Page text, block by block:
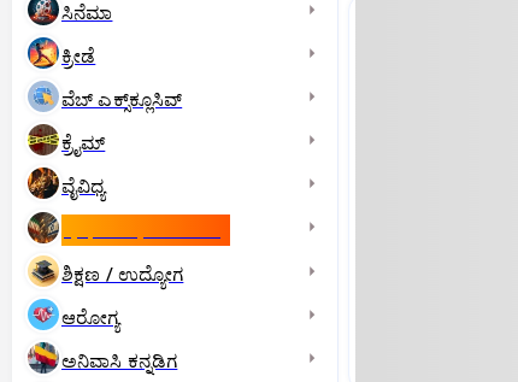
ಸಿನೆಮಾ
ಕ್ರೀಡೆ
ವೆಬ್ ಎಕ್ಸ್‌ಕ್ಲೂಸಿವ್
ಕ್ರೈಮ್
ವೈವಿಧ್ಯ
ಶಿಕ್ಷಣ / ಉದ್ಯೋಗ
ಆರೋಗ್ಯ
ಅನಿವಾಸಿ ಕನ್ನಡಿಗ